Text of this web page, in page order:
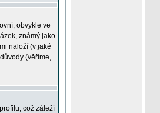
obvykle ve
známý jako
naloží (v jaké
(věříme,
což záleží